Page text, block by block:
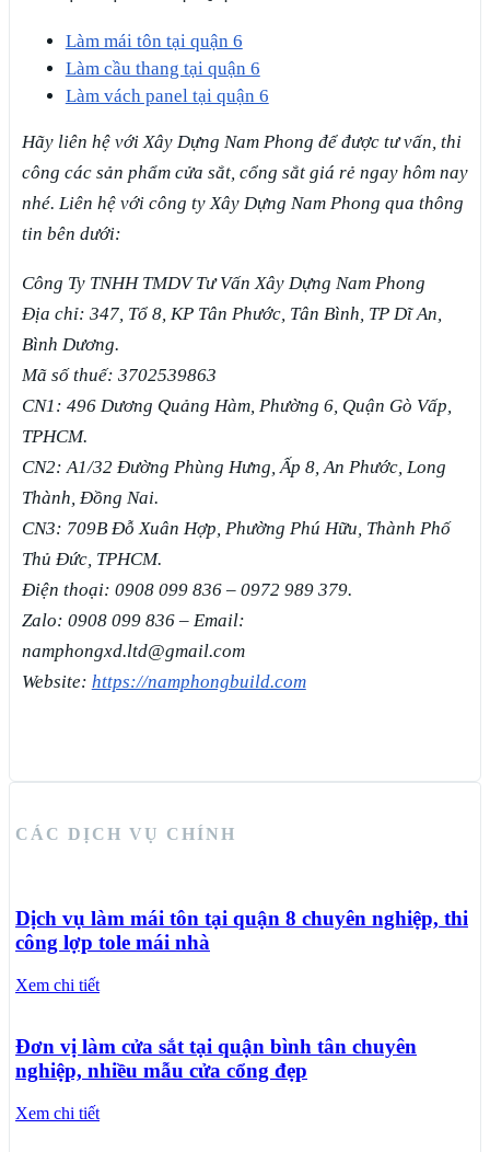
Làm mái tôn tại quận 6
Làm cầu thang tại quận 6
Làm vách panel tại quận 6
Hãy liên hệ với Xây Dựng Nam Phong để được tư vấn, thi
công các sản phẩm cửa sắt, cổng sắt giá rẻ ngay hôm nay
nhé. Liên hệ với công ty Xây Dựng Nam Phong qua thông
tin bên dưới:
Công Ty TNHH TMDV Tư Vấn Xây Dựng Nam Phong
Địa chỉ: 347, Tổ 8, KP Tân Phước, Tân Bình, TP Dĩ An,
Bình Dương.
Mã số thuế: 3702539863
CN1: 496 Dương Quảng Hàm, Phường 6, Quận Gò Vấp,
TPHCM.
CN2: A1/32 Đường Phùng Hưng, Ấp 8, An Phước, Long
Thành, Đồng Nai.
CN3: 709B Đỗ Xuân Hợp, Phường Phú Hữu, Thành Phố
Thủ Đức, TPHCM.
Điện thoại: 0908 099 836 – 0972 989 379.
Zalo: 0908 099 836 – Email:
namphongxd.ltd@gmail.com
Website: https://namphongbuild.com
CÁC DỊCH VỤ CHÍNH
Dịch vụ làm mái tôn tại quận 8 chuyên nghiệp, thi
công lợp tole mái nhà
Xem chi tiết
Đơn vị làm cửa sắt tại quận bình tân chuyên
nghiệp, nhiều mẫu cửa cổng đẹp
Xem chi tiết